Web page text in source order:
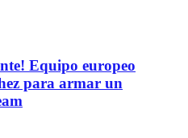
Equipo europeo
para armar un